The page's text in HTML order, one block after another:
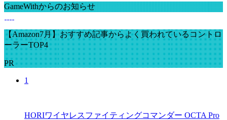
GameWithからのお知らせ
【Amazon7月】おすすめ記事からよく買われているコントロ
ーラーTOP4
PR
1
HORIワイヤレスファイティングコマンダー OCTA Pro